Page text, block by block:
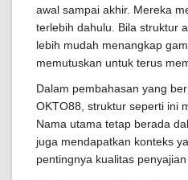
awal sampai akhir. Mereka
terlebih dahulu. Bila struktur
lebih mudah menangkap
memutuskan untuk terus
Dalam pembahasan yang
OKTO88, struktur seperti ini
Nama utama tetap berada
juga mendapatkan konteks
pentingnya kualitas